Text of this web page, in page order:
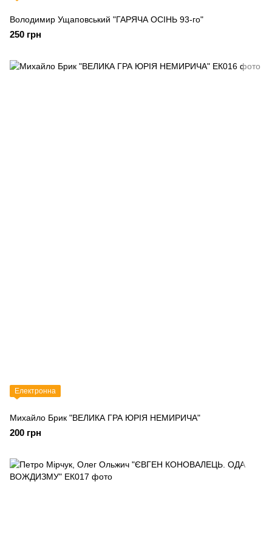
Володимир Ущаповський "ГАРЯЧА ОСІНЬ 93-го"
250 грн
Електронна
Михайло Брик "ВЕЛИКА ГРА ЮРІЯ НЕМИРИЧА"
200 грн